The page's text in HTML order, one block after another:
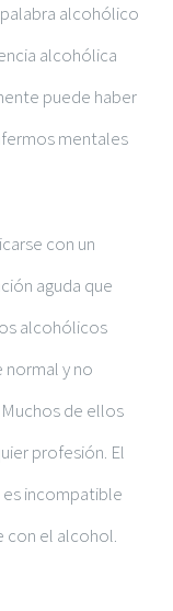
alcohólico
alcohólica
puede haber
mentales
con un
aguda que
alcohólicos
y no
de ellos
profesión. El
incompatible
con el alcohol.